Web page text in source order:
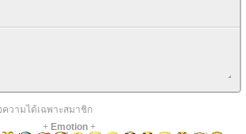
วามได้เฉพาะสมาชิก
+ Emotion+